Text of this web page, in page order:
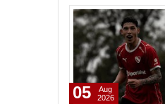
03
Aug
2026